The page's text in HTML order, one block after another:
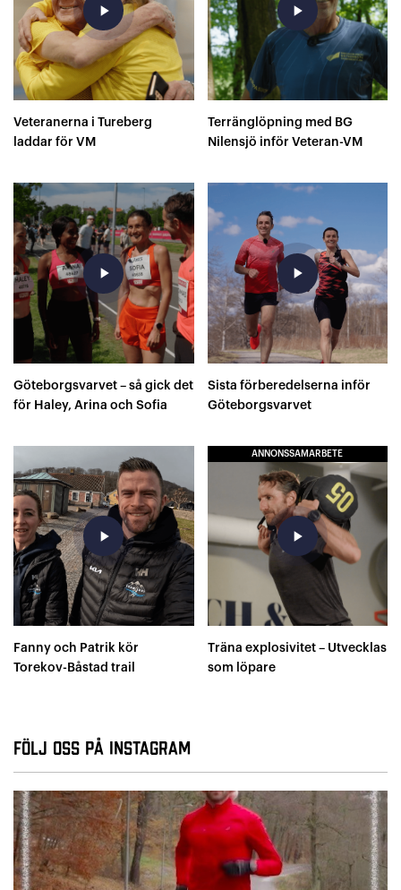
play_arrow
Veteranerna i Tureberg
laddar för VM
play_arrow
Terränglöpning med BG
Nilensjö inför Veteran-VM
play_arrow
Göteborgsvarvet – så gick det
för Haley, Arina och Sofia
play_arrow
Sista förberedelserna inför
Göteborgsvarvet
play_arrow
Fanny och Patrik kör
Torekov-Båstad trail
ANNONSSAMARBETE
play_arrow
Träna explosivitet – Utvecklas
som löpare
Följ oss på Instagram